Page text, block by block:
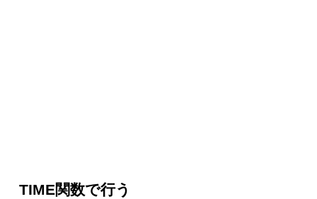
TIME関数で行う